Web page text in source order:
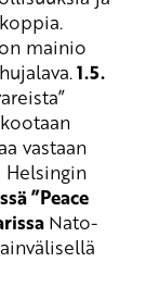
on mainio
1.5.
vastaan
Helsingin
”Peace
Nato-